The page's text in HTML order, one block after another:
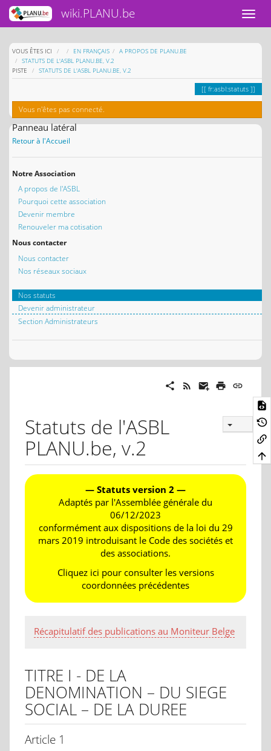
wiki.PLANU.be
VOUS ÊTES ICI HOMEEN FRANÇAIS
A PROPOS DE PLANU.BE
STATUTS DE L'ASBL PLANU.BE, V.2
PISTE
STATUTS DE L'ASBL PLANU.BE, V.2
fr:asbl:statuts
Vous n'êtes pas connecté.
Panneau latéral
Retour à l'Accueil
Notre Association
A propos de l'ASBL
Pourquoi cette association
Devenir membre
Renouveler ma cotisation
Nous contacter
Nous contacter
Nos réseaux sociaux
Nos statuts
Devenir administrateur
Section Administrateurs
Statuts de l'ASBL
PLANU.be, v.2
— Statuts version 2 —
Adaptés par l'Assemblée générale du
06/12/2023
conformément aux dispositions de la loi du 29
mars 2019 introduisant le Code des sociétés et
des associations.
Cliquez ici pour consulter les versions
coordonnées précédentes
Récapitulatif des publications au Moniteur Belge
TITRE I - DE LA
DENOMINATION – DU SIEGE
SOCIAL – DE LA DUREE
Article 1